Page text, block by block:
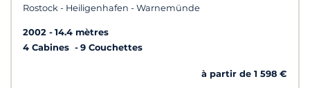
Rostock - Heiligenhafen - Warnemünde
2002
14.4 mètres
4 Cabines
9 Couchettes
à partir de 1 598 €